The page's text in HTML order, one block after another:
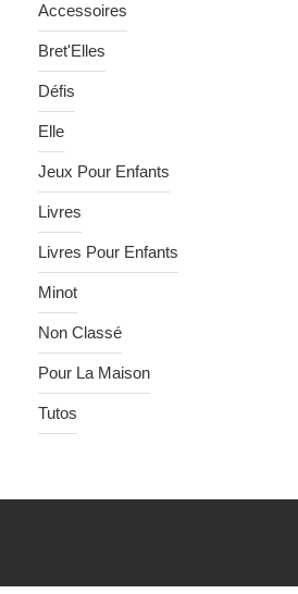
Accessoires
Bret'Elles
Défis
Elle
Jeux Pour Enfants
Livres
Livres Pour Enfants
Minot
Non Classé
Pour La Maison
Tutos